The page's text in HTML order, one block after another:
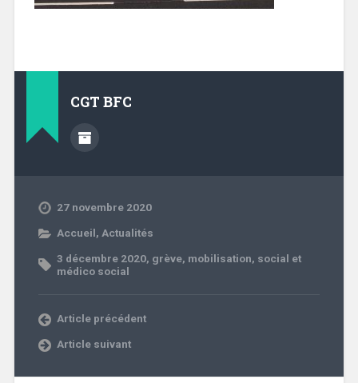
CGT BFC
27 novembre 2020
Accueil, Actualités
3 décembre 2020, grève, mobilisation, social et
médico social
Article précédent
Article suivant